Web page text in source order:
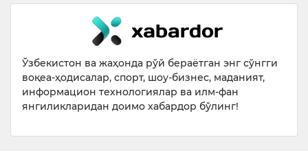
Ўзбекистон ва жаҳонда рўй бераётган энг сўнгги
воқеа-ҳодисалар, спорт, шоу-бизнес, маданият,
информацион технологиялар ва илм-фан
янгиликларидан доимо хабардор бўлинг!